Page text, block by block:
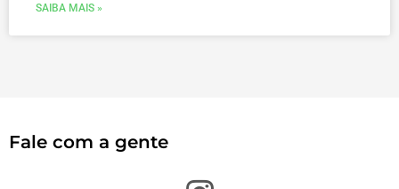
SAIBA MAIS »
Fale com a gente